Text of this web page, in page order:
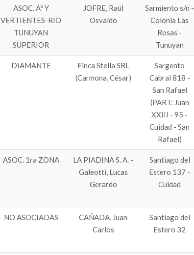
ASOC. Aº Y
VERTIENTES-RIO
TUNUYAN
SUPERIOR
JOFRE, Raúl
Osvaldo
Sarmiento s/n -
Colonia Las
Rosas -
Tunuyan
DIAMANTE
Finca Stella SRL
(Carmona, César)
Sargento
Cabral 818 -
San Rafael
(PART: Juan
XXIII - 95 -
Cuidad - San
Rafael)
ASOC. 1ra ZONA
LA PIADINA S. A. -
Galeotti, Lucas
Gerardo
Santiago del
Estero 137 -
Cuidad
NO ASOCIADAS
CAÑADA, Juan
Carlos
Santiago del
Estero 32